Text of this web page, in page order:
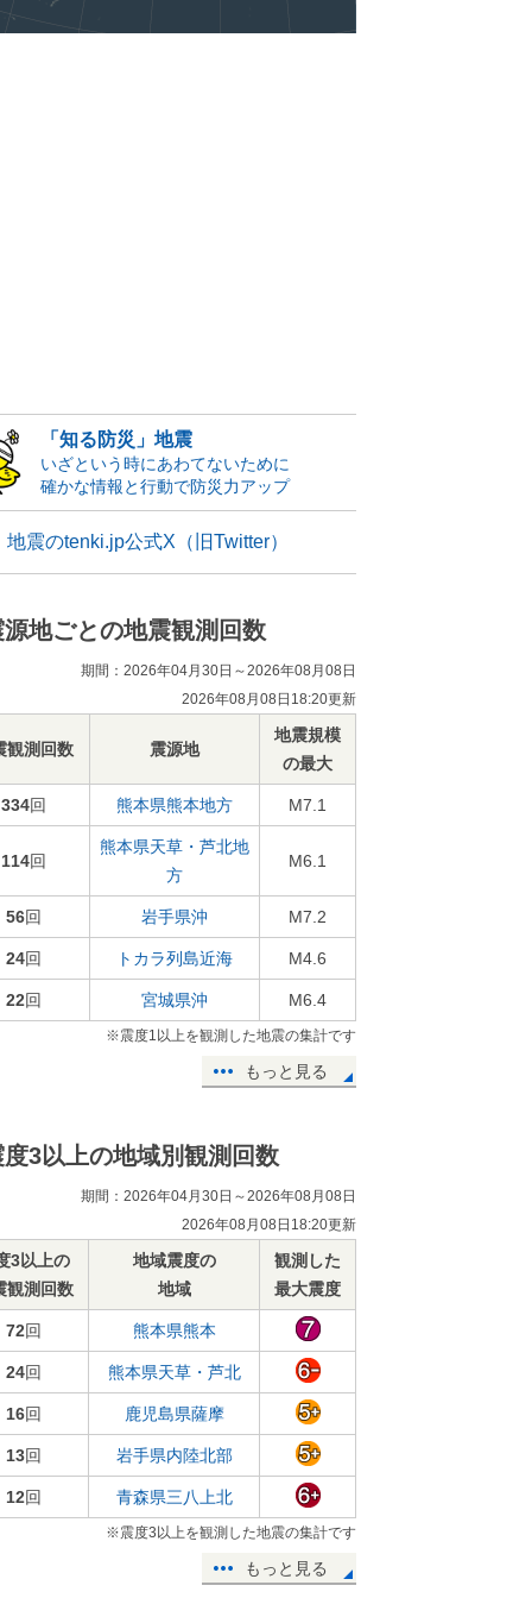
「知る防災」地震
いざという時にあわてないために
確かな情報と行動で防災力アップ
地震のtenki.jp公式X（旧Twitter）
源地ごとの地震観測回数
期間：2026年04月30日～2026年08月08日
2026年08月08日18:20更新
観測回数 震源地
地震規模
の最大
334回 熊本県熊本地方 M7.1
114回
熊本県天草・芦北地
方
M6.1
56回 岩手県沖 M7.2
24回 トカラ列島近海 M4.6
22回 宮城県沖 M6.4
※震度1以上を観測した地震の集計です
もっと見る
度3以上の地域別観測回数
期間：2026年04月30日～2026年08月08日
2026年08月08日18:20更新
3以上の
観測回数
地域震度の
地域
観測した
最大震度
72回 熊本県熊本
24回 熊本県天草・芦北
16回 鹿児島県薩摩
13回 岩手県内陸北部
12回 青森県三八上北
※震度3以上を観測した地震の集計です
もっと見る